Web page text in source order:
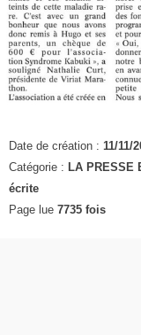
Date de création : 11/11/
Catégorie : LA PRESSE
écrite
Page lue 7735 fois